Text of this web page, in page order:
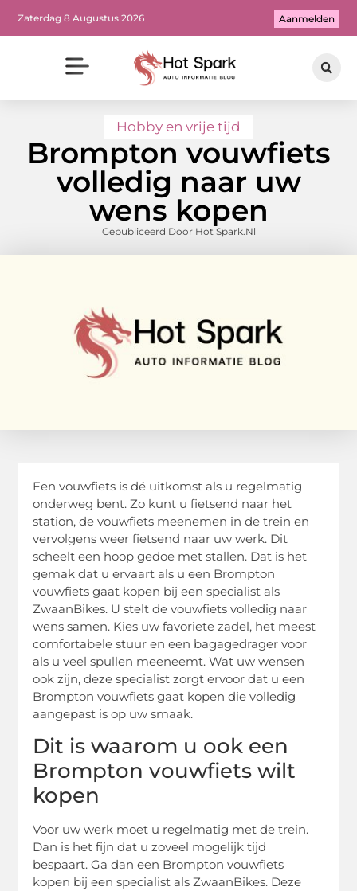
Zaterdag 8 Augustus 2026 Aanmelden
Hobby en vrije tijd
Brompton vouwfiets
volledig naar uw
wens kopen
Gepubliceerd Door Hot Spark.nl
Een vouwfiets is dé uitkomst als u regelmatig
onderweg bent. Zo kunt u fietsend naar het
station, de vouwfiets meenemen in de trein en
vervolgens weer fietsend naar uw werk. Dit
scheelt een hoop gedoe met stallen. Dat is het
gemak dat u ervaart als u een Brompton
vouwfiets gaat kopen bij een specialist als
ZwaanBikes. U stelt de vouwfiets volledig naar
wens samen. Kies uw favoriete zadel, het meest
comfortabele stuur en een bagagedrager voor
als u veel spullen meeneemt. Wat uw wensen
ook zijn, deze specialist zorgt ervoor dat u een
Brompton vouwfiets gaat kopen die volledig
aangepast is op uw smaak.
Dit is waarom u ook een
Brompton vouwfiets wilt
kopen
Voor uw werk moet u regelmatig met de trein.
Dan is het fijn dat u zoveel mogelijk tijd
bespaart. Ga dan een Brompton vouwfiets
kopen bij een specialist als ZwaanBikes. Deze